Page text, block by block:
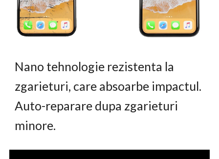
Nano tehnologie rezistenta la
zgarieturi, care absoarbe impactul.
Auto-reparare dupa zgarieturi
minore.